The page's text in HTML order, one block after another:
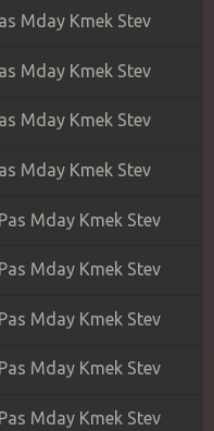
Mday Kmek Stev
Mday Kmek Stev
Mday Kmek Stev
Mday Kmek Stev
Mday Kmek Stev
Mday Kmek Stev
Mday Kmek Stev
Mday Kmek Stev
Mday Kmek Stev